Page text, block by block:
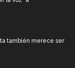
también merece ser